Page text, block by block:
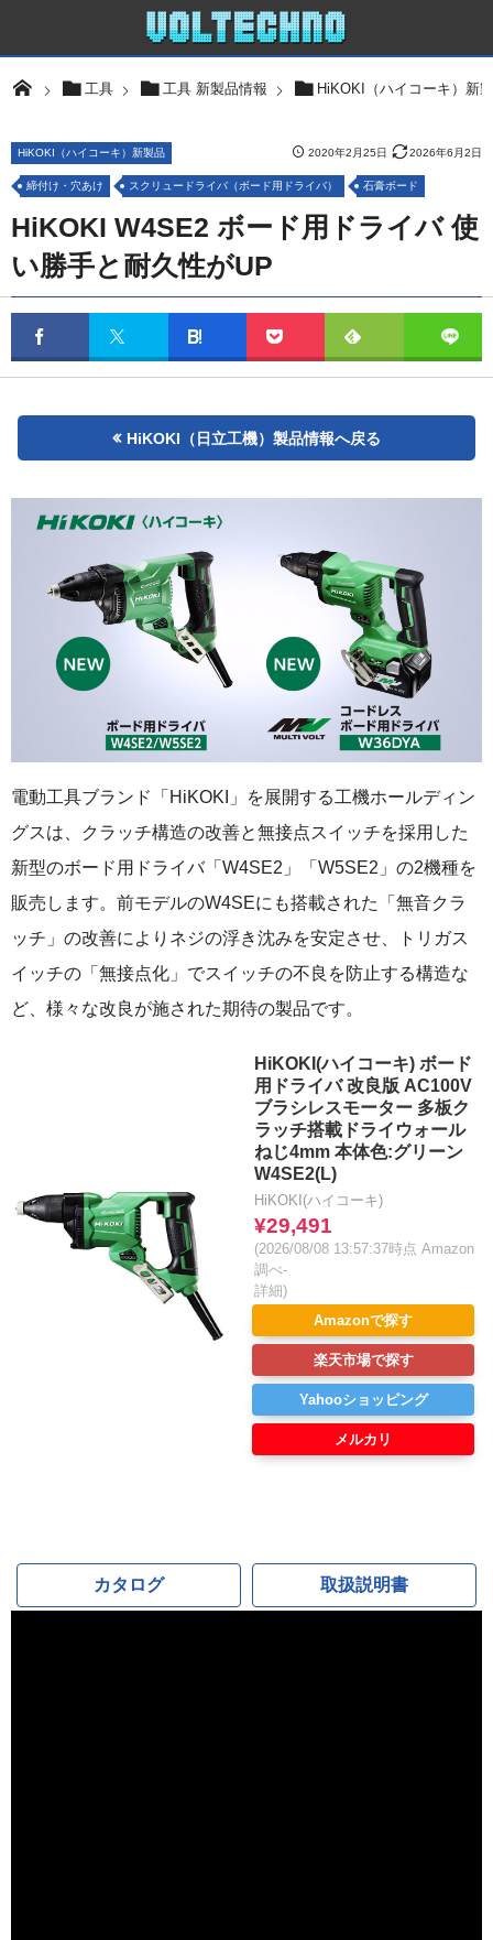
工具 工具 新製品情報 HiKOKI（ハイコーキ）新
2020年2月25日 2026年6月2日
HiKOKI（ハイコーキ）新製品
締付け・穴あけ スクリュードライバ（ボード用ドライバ） 石膏ボード
HiKOKI W4SE2 ボード用ドライバ 使
い勝手と耐久性がUP
HiKOKI（日立工機）製品情報へ戻る
電動工具ブランド「HiKOKI」を展開する工機ホールディン
グスは、クラッチ構造の改善と無接点スイッチを採用した
新型のボード用ドライバ「W4SE2」「W5SE2」の2機種を
販売します。前モデルのW4SEにも搭載された「無音クラ
ッチ」の改善によりネジの浮き沈みを安定させ、トリガス
イッチの「無接点化」でスイッチの不良を防止する構造な
ど、様々な改良が施された期待の製品です。
HiKOKI(ハイコーキ) ボード
用ドライバ 改良版 AC100V
ブラシレスモーター 多板ク
ラッチ搭載ドライウォール
ねじ4mm 本体色:グリーン
W4SE2(L)
HiKOKI(ハイコーキ)
¥29,491
(2026/08/08 13:57:37時点 Amazon
調べ-
詳細)
Amazonで探す
楽天市場で探す
Yahooショッピング
メルカリ
カタログ 取扱説明書